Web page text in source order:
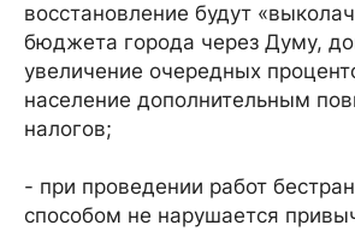
восстановление будут
бюджета города через Думу,
увеличение очередных
население дополнительным
налогов;
- при проведении работ
способом не нарушается